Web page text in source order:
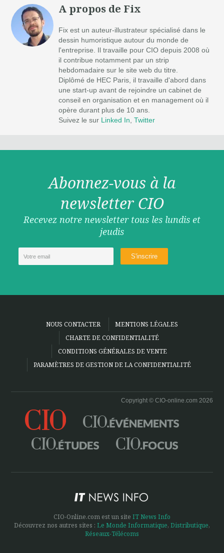
A propos de Fix
Fix est un auteur-illustrateur spécialisé dans le
dessin humoristique autour du monde de
l'entreprise. Il travaille pour CIO depuis 2008 où
il contribue notamment par un strip
hebdomadaire sur le site web du titre.
Diplômé de HEC Paris, il travaille d'abord dans
une start-up avant de rejoindre un cabinet de
conseil en organisation et en management où il
opère durant plus de 10 ans.
Suivez le sur Linked In ,Twitter
Abonnez-vous à la
newsletter CIO
Recevez notre newsletter tous les lundis et
jeudis
NOUS CONTACTER
MENTIONS LÉGALES
CHARTE DE CONFIDENTIALITÉ
CONDITIONS GÉNÉRALES DE VENTE
PARAMÈTRES DE GESTION DE LA CONFIDENTIALITÉ
Copyright © CIO-online.com 2026
CIO-Online.com est un site IT News Info
Découvrez nos autres sites : Le Monde Informatique, Distributique,
Réseaux-Télécoms